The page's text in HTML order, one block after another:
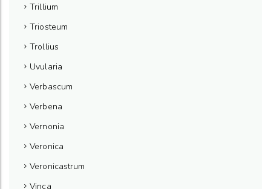
Trillium
Triosteum
Trollius
Uvularia
Verbascum
Verbena
Vernonia
Veronica
Veronicastrum
Vinca